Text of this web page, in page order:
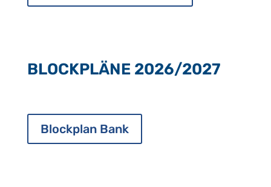
BLOCKPLÄNE 2026/2027
Blockplan Bank